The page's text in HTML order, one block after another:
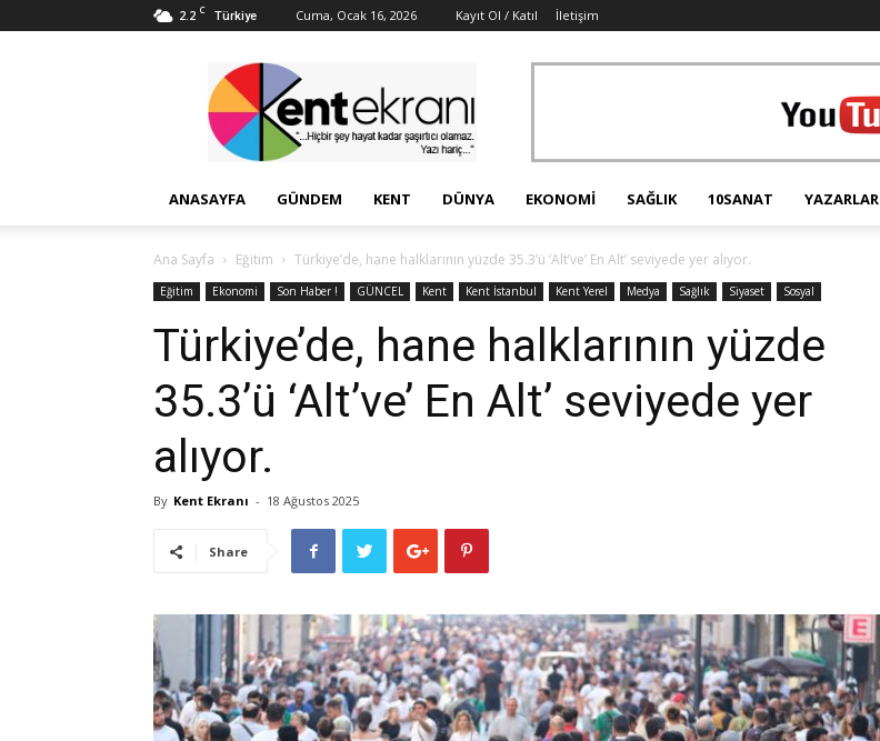
2.2 C Türkiye Cuma, Ocak 16, 2026 Kayıt Ol / Katıl İletişim
Ekranı
ANASAYFA GÜNDEM KENT DÜNYA EKONOMI SAĞLIK 10SANAT YAZARLAR
Ana Sayfa Eğitim Türkiye’de, hane halklarının yüzde 35.3’ü ‘Alt’ve’ En Alt’ seviyede yer alıyor.
Eğitim Ekonomi Son Haber ! GÜNCEL Kent Kent İstanbul Kent Yerel Medya Sağlık Siyaset Sosyal
Türkiye’de, hane halklarının yüzde
35.3’ü ‘Alt’ve’ En Alt’ seviyede yer
alıyor.
By Kent Ekranı - 18 Ağustos 2025
Share